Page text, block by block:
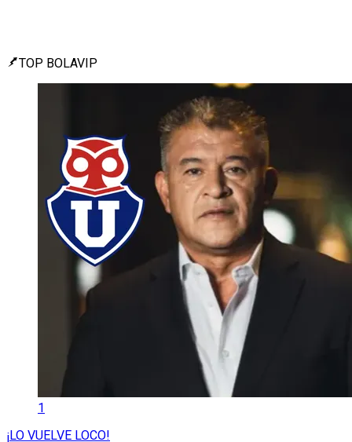
TOP BOLAVIP
1
¡LO VUELVE LOCO!